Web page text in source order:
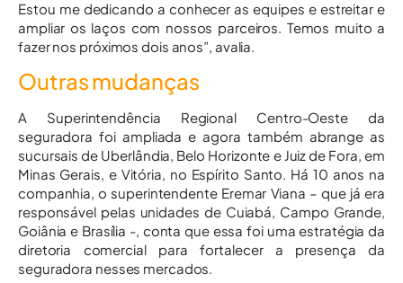
Estou me dedicando a conhecer as equipes e estreitar e
ampliar os laços com nossos parceiros. Temos muito a
fazer nos próximos dois anos”, avalia.
Outras mudanças
A Superintendência Regional Centro-Oeste da
seguradora foi ampliada e agora também abrange as
sucursais de Uberlândia, Belo Horizonte e Juiz de Fora, em
Minas Gerais, e Vitória, no Espírito Santo. Há 10 anos na
companhia, o superintendente Eremar Viana – que já era
responsável pelas unidades de Cuiabá, Campo Grande,
Goiânia e Brasília -, conta que essa foi uma estratégia da
diretoria comercial para fortalecer a presença da
seguradora nesses mercados.